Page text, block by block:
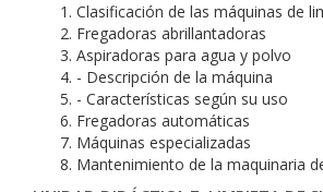
Clasificación de las máquinas de
Fregadoras abrillantadoras
Aspiradoras para agua y polvo
- Descripción de la máquina
- Características según su uso
Fregadoras automáticas
Máquinas especializadas
Mantenimiento de la maquinaria